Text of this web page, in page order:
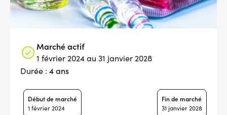
Aide & contact
Marché actif
1 février 2024 au 31 janvier 2028
Durée : 4 ans
Début de marché
1 février 2024
Fin de marché
31 janvier 2028